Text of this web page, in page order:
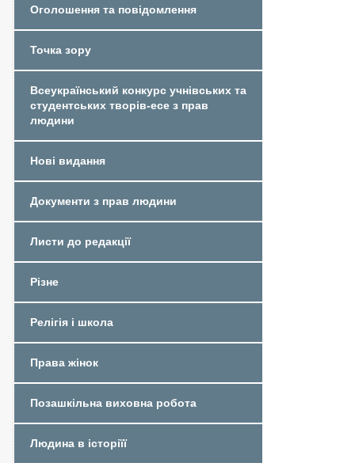
Оголошення та повідомлення
Точка зору
Всеукраїнський конкурс учнівських та
студентських творів-есе з прав
людини
Нові видання
Документи з прав людини
Листи до редакції
Різне
Релігія і школа
Права жінок
Позашкільна виховна робота
Людина в історіїї